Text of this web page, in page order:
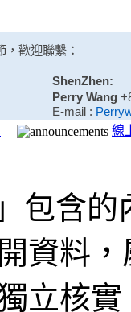
，歡迎聯繫：
ShenZhen:
Perry Wang
E-mail :
線
包含
資料
立核